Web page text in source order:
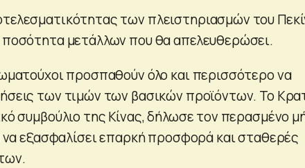
των πλειστηριασμών του
μετάλλων που θα απελευθερώσει.
προσπαθούν όλο και περισσότερο να
των τιμών των βασικών προϊόντων. Το
συμβούλιο της Κίνας, δήλωσε τον περασμένο
να εξασφαλίσει επαρκή προσφορά και σταθερές